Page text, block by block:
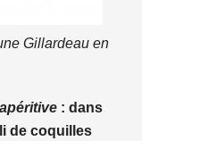
Gillardeau en
: dans
de coquilles